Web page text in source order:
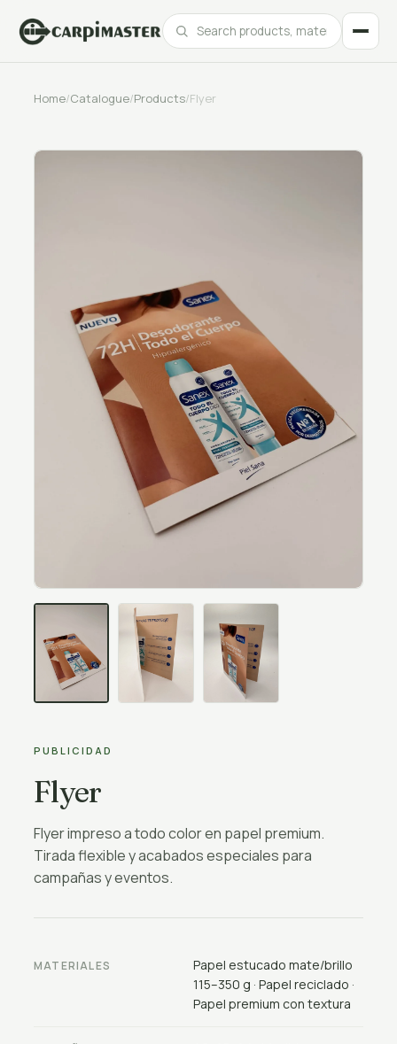
Products, materials and finishes at your fingertips.
Home/Catalogue/Products/Flyer
PUBLICIDAD
Flyer
Flyer impreso a todo color en papel premium.
Tirada flexible y acabados especiales para
campañas y eventos.
MATERIALES
Papel estucado mate/brillo
115–350 g · Papel reciclado ·
Papel premium con textura